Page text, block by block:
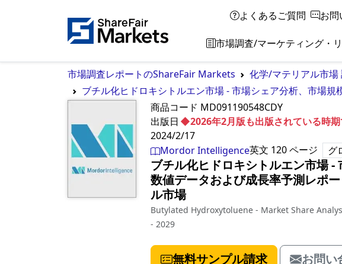
よくあるご質問 お問
市場調査/マーケティング・
市場調査レポートのShareFair Markets 化学/マテリアル市場
ブチル化ヒドロキシトルエン市場 - 市場シェア分析、市場
商品コード MD091190548CDY
◆2026年2月版も出版されている時期
出版日
2024/2/17
Mordor Intelligence英文 120ページ グ
ブチル化ヒドロキシトルエン市場 -
数値データおよび成長率予測レポー
ル市場
Butylated Hydroxytoluene - Market Share
- 2029
無料サンプル請求 お問い